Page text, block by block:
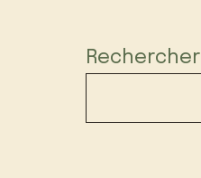
Rechercher